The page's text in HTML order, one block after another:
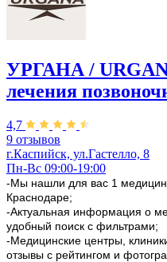
УРГАНА /
лечения
4,7
9 отзывов
г.Каспийск, ул.Гастелло, 8
Пн-Вс 09:00-19:00
-Мы нашли для вас 1
Краснодаре;
-Актуальная информация о
удобный поиск с фильтрами;
-Медицинские центры,
отзывы с рейтингом и